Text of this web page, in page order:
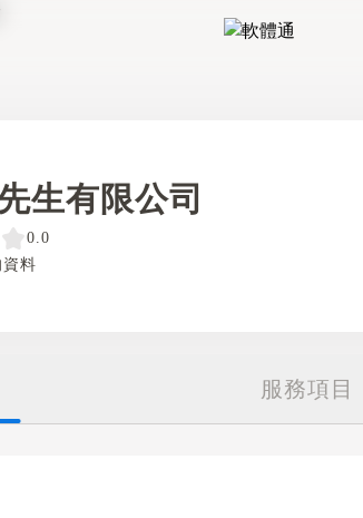
生有限公司
0.0
料
服務項目